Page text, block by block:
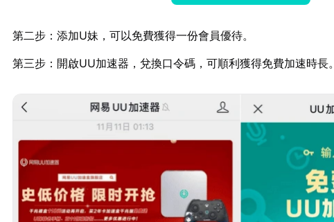
第二步：添加U妹，可以免費獲得一份會員優待。
第三步：開啟UU加速器，兌換口令碼，可順利獲得免費加速時長。